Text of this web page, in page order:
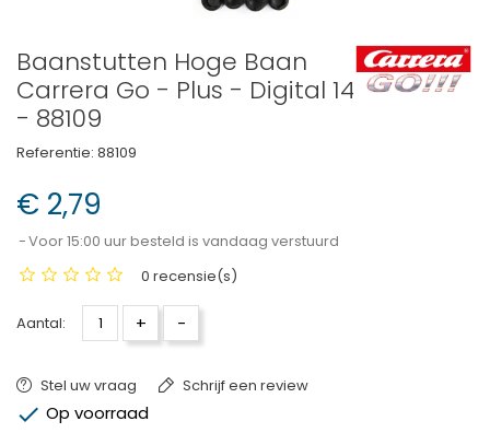
Baanstutten Hoge Baan
Carrera Go - Plus - Digital 143
- 88109
Referentie: 88109
€ 2,79
Voor 15:00 uur besteld is vandaag verstuurd
0 recensie(s)
Aantal: + -
Stel uw vraag Schrijf een review
 Op voorraad